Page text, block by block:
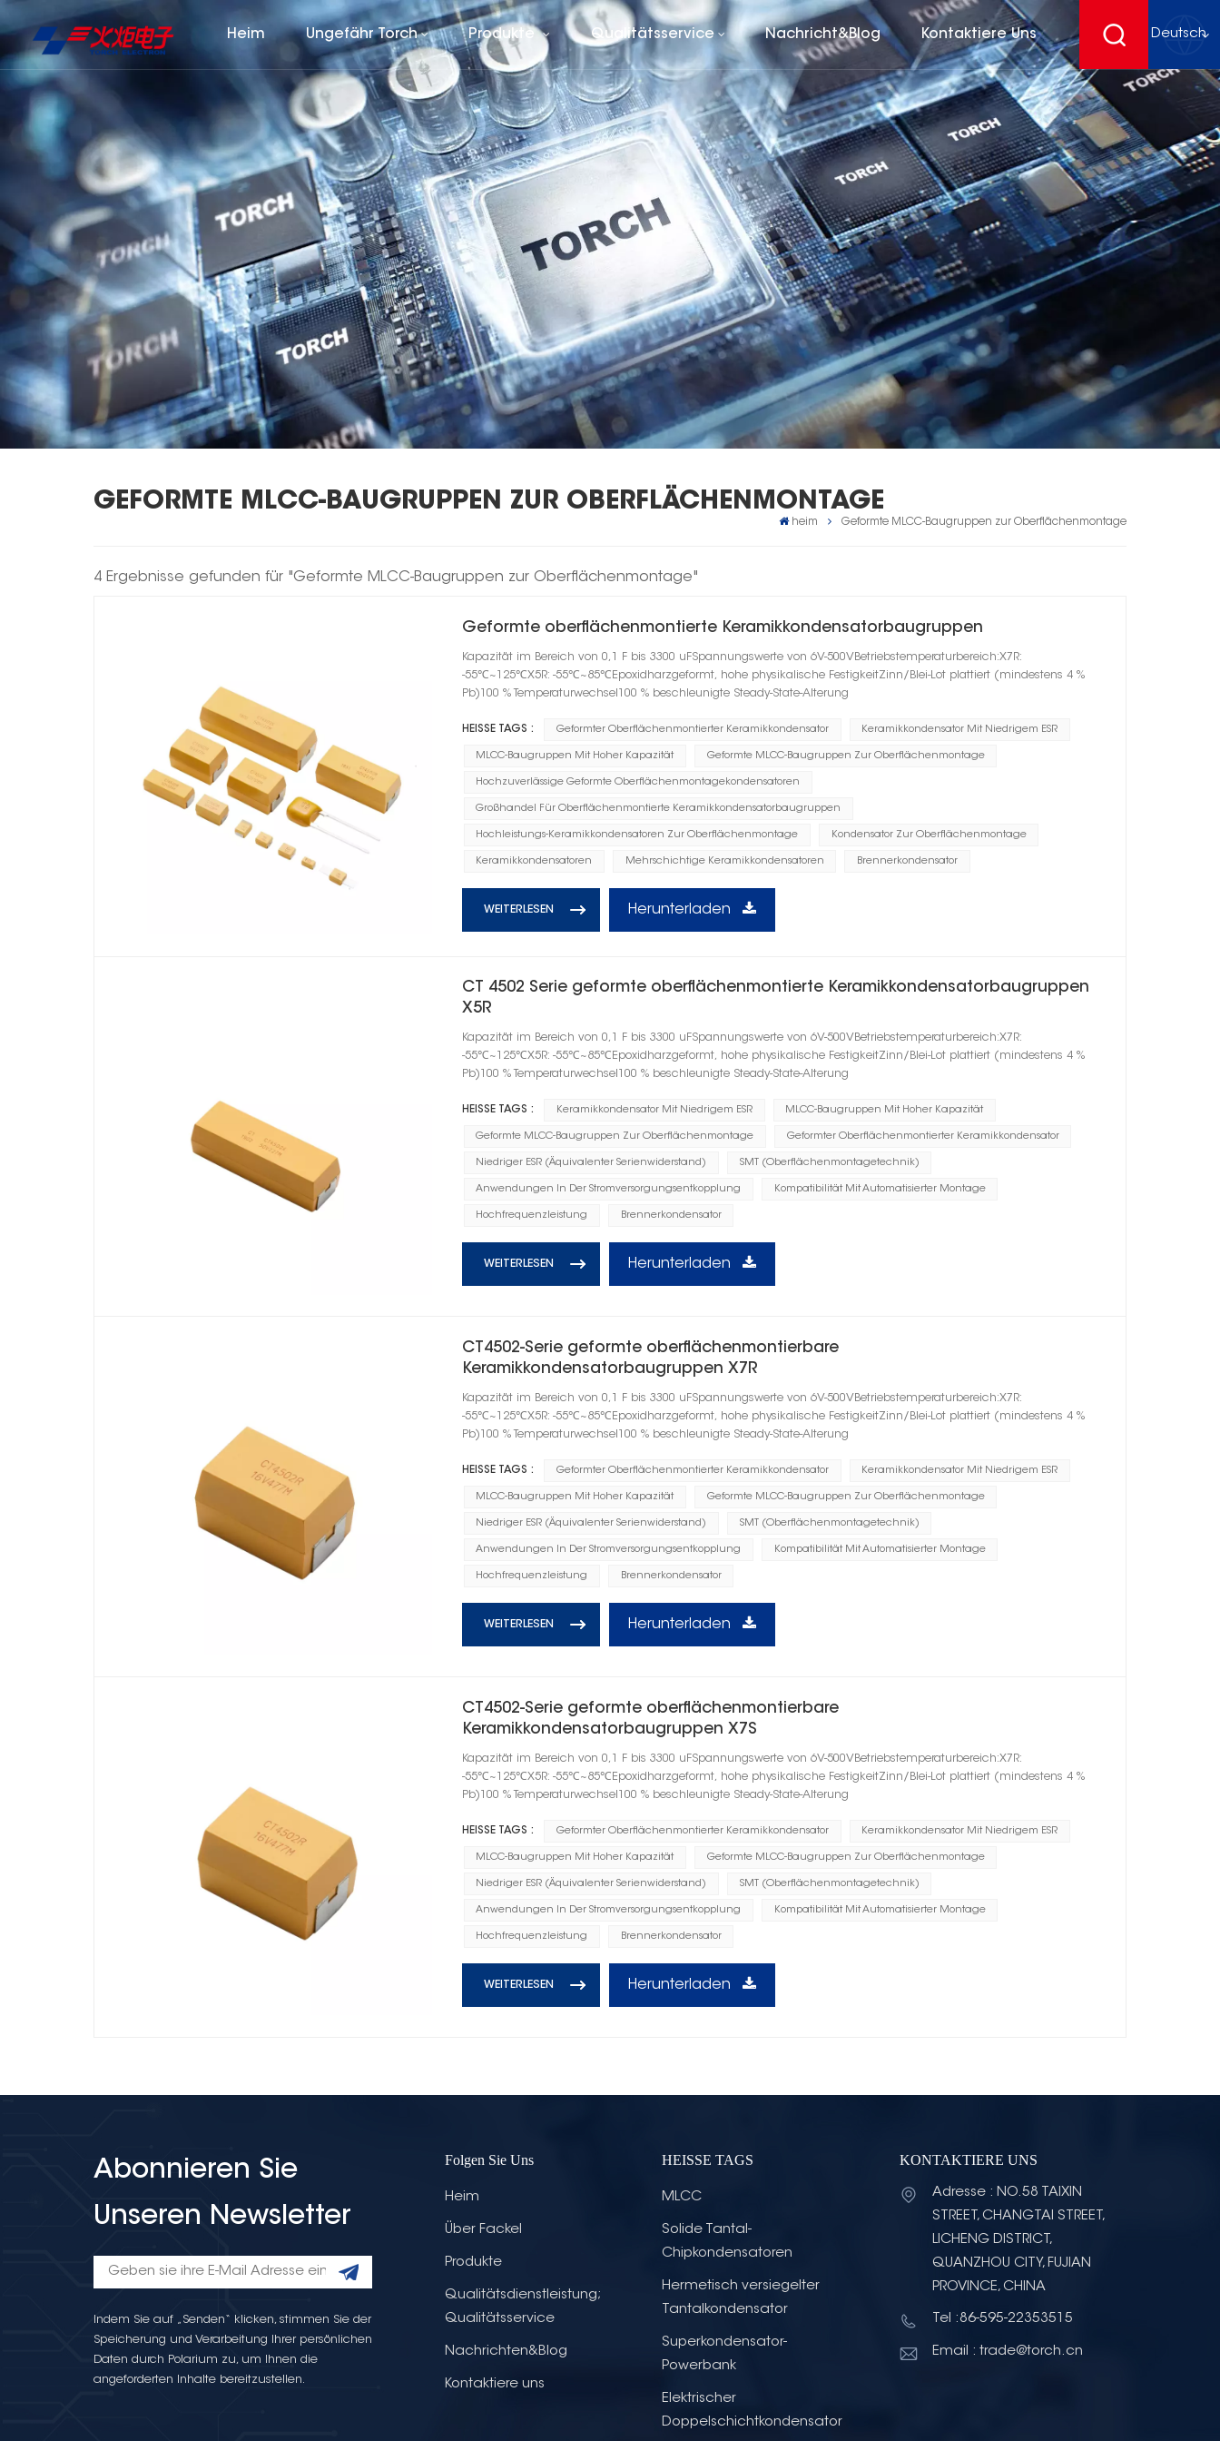
Heim Ungefähr Torch Produkte Qualitätsservice Nachricht&Blog Kontaktiere Uns Deutsch
English
français
Deutsch
español
GEFORMTE MLCC-BAUGRUPPEN ZUR OBERFLÄCHENMONTAGE
heim Geformte MLCC-Baugruppen zur Oberflächenmontage
4 Ergebnisse gefunden für "Geformte MLCC-Baugruppen zur Oberflächenmontage"
Geformte oberflächenmontierte Keramikkondensatorbaugruppen
Kapazität im Bereich von 0,1 F bis 3300 uFSpannungswerte von 6V-500VBetriebstemperaturbereich:X7R:
-55℃~125℃X5R: -55℃~85℃Epoxidharzgeformt, hohe physikalische FestigkeitZinn/Blei-Lot plattiert (mindestens 4 %
Pb)100 % Temperaturwechsel100 % beschleunigte Steady-State-Alterung
HEISSE TAGS : Geformter Oberflächenmontierter Keramikkondensator Keramikkondensator Mit Niedrigem ESR
MLCC-Baugruppen Mit Hoher Kapazität Geformte MLCC-Baugruppen Zur Oberflächenmontage
Hochzuverlässige Geformte Oberflächenmontagekondensatoren
Großhandel Für Oberflächenmontierte Keramikkondensatorbaugruppen
Hochleistungs-Keramikkondensatoren Zur Oberflächenmontage Kondensator Zur Oberflächenmontage
Keramikkondensatoren Mehrschichtige Keramikkondensatoren Brennerkondensator
WEITERLESEN Herunterladen
CT 4502 Serie geformte oberflächenmontierte Keramikkondensatorbaugruppen
X5R
Kapazität im Bereich von 0,1 F bis 3300 uFSpannungswerte von 6V-500VBetriebstemperaturbereich:X7R:
-55℃~125℃X5R: -55℃~85℃Epoxidharzgeformt, hohe physikalische FestigkeitZinn/Blei-Lot plattiert (mindestens 4 %
Pb)100 % Temperaturwechsel100 % beschleunigte Steady-State-Alterung
HEISSE TAGS : Keramikkondensator Mit Niedrigem ESR MLCC-Baugruppen Mit Hoher Kapazität
Geformte MLCC-Baugruppen Zur Oberflächenmontage Geformter Oberflächenmontierter Keramikkondensator
Niedriger ESR (Äquivalenter Serienwiderstand) SMT (Oberflächenmontagetechnik)
Anwendungen In Der Stromversorgungsentkopplung Kompatibilität Mit Automatisierter Montage
Hochfrequenzleistung Brennerkondensator
WEITERLESEN Herunterladen
CT4502-Serie geformte oberflächenmontierbare
Keramikkondensatorbaugruppen X7R
Kapazität im Bereich von 0,1 F bis 3300 uFSpannungswerte von 6V-500VBetriebstemperaturbereich:X7R:
-55℃~125℃X5R: -55℃~85℃Epoxidharzgeformt, hohe physikalische FestigkeitZinn/Blei-Lot plattiert (mindestens 4 %
Pb)100 % Temperaturwechsel100 % beschleunigte Steady-State-Alterung
HEISSE TAGS : Geformter Oberflächenmontierter Keramikkondensator Keramikkondensator Mit Niedrigem ESR
MLCC-Baugruppen Mit Hoher Kapazität Geformte MLCC-Baugruppen Zur Oberflächenmontage
Niedriger ESR (Äquivalenter Serienwiderstand) SMT (Oberflächenmontagetechnik)
Anwendungen In Der Stromversorgungsentkopplung Kompatibilität Mit Automatisierter Montage
Hochfrequenzleistung Brennerkondensator
WEITERLESEN Herunterladen
CT4502-Serie geformte oberflächenmontierbare
Keramikkondensatorbaugruppen X7S
Kapazität im Bereich von 0,1 F bis 3300 uFSpannungswerte von 6V-500VBetriebstemperaturbereich:X7R:
-55℃~125℃X5R: -55℃~85℃Epoxidharzgeformt, hohe physikalische FestigkeitZinn/Blei-Lot plattiert (mindestens 4 %
Pb)100 % Temperaturwechsel100 % beschleunigte Steady-State-Alterung
HEISSE TAGS : Geformter Oberflächenmontierter Keramikkondensator Keramikkondensator Mit Niedrigem ESR
MLCC-Baugruppen Mit Hoher Kapazität Geformte MLCC-Baugruppen Zur Oberflächenmontage
Niedriger ESR (Äquivalenter Serienwiderstand) SMT (Oberflächenmontagetechnik)
Anwendungen In Der Stromversorgungsentkopplung Kompatibilität Mit Automatisierter Montage
Hochfrequenzleistung Brennerkondensator
WEITERLESEN Herunterladen
Abonnieren Sie
Unseren Newsletter
Indem Sie auf „Senden“ klicken, stimmen Sie der
Speicherung und Verarbeitung Ihrer persönlichen
Daten durch Polarium zu, um Ihnen die
angeforderten Inhalte bereitzustellen.
Folgen Sie Uns
Heim
Über Fackel
Produkte
Qualitätsdienstleistung;
Qualitätsservice
Nachrichten&Blog
Kontaktiere uns
HEISSE TAGS
MLCC
Solide Tantal-
Chipkondensatoren
Hermetisch versiegelter
Tantalkondensator
Superkondensator-
Powerbank
Elektrischer
Doppelschichtkondensator
KONTAKTIERE UNS
Adresse : NO.58 TAIXIN
STREET, CHANGTAI STREET,
LICHENG DISTRICT,
QUANZHOU CITY, FUJIAN
PROVINCE, CHINA
Tel :86-595-22353515
Email : trade@torch.cn